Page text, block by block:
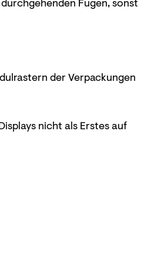
durchgehenden Fugen, sonst
der Verpackungen
nicht als Erstes auf